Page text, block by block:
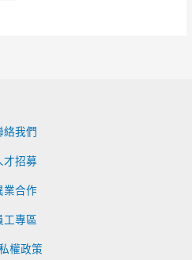
絡我們
才招募
業合作
工專區
權政策